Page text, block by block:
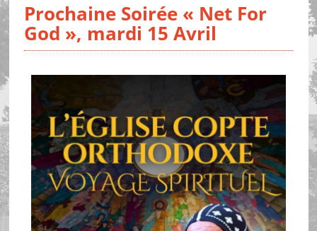
Prochaine Soirée « Net For
God », mardi 15 Avril